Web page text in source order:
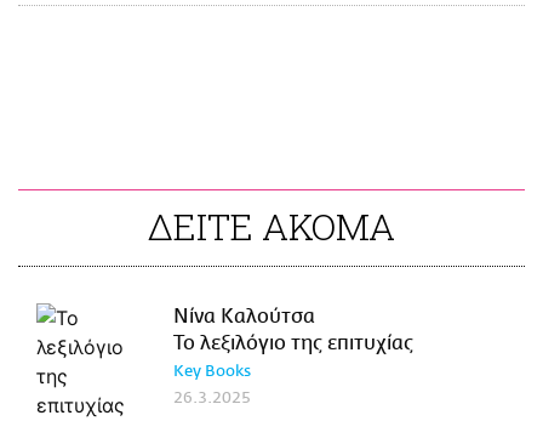
ΔΕΙΤΕ ΑΚΟΜΑ
Νίνα Καλούτσα
Το λεξιλόγιο της επιτυχίας
Key Books
26.3.2025